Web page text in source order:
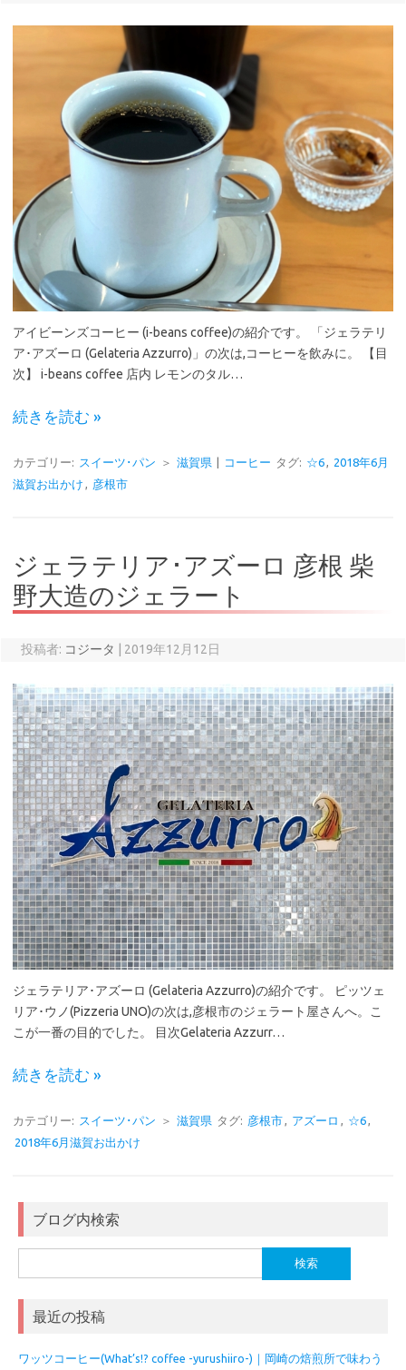
アイビーンズコーヒー (i-beans coffee)の紹介です。 「ジェラテリ
ア･アズーロ (Gelateria Azzurro)」の次は,コーヒーを飲みに。 【目
次】 i-beans coffee 店内 レモンのタル…
続きを読む »
カテゴリー: スイーツ･パン ＞ 滋賀県 コーヒー タグ: ☆6, 2018年6月
滋賀お出かけ , 彦根市
ジェラテリア･アズーロ 彦根 柴
野大造のジェラート
投稿者: コジータ 2019年12月12日
ジェラテリア･アズーロ (Gelateria Azzurro)の紹介です。 ピッツェ
リア･ウノ(Pizzeria UNO)の次は,彦根市のジェラート屋さんへ。こ
こが一番の目的でした。 目次Gelateria Azzurr…
続きを読む »
カテゴリー: スイーツ･パン ＞ 滋賀県 タグ: 彦根市, アズーロ , ☆6,
2018年6月滋賀お出かけ
ブログ内検索
索:
最近の投稿
ワッツコーヒー(What’s!? coffee -yurushiiro-)｜岡崎の焙煎所で味わう